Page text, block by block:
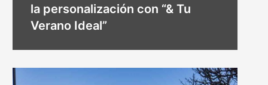
la personalización con “& Tu
Verano Ideal”